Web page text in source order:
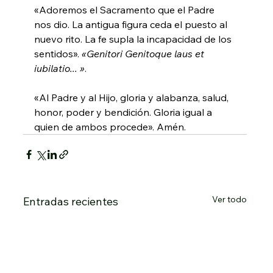
«Adoremos el Sacramento que el Padre
nos dio. La antigua figura ceda el puesto al
nuevo rito. La fe supla la incapacidad de los
sentidos». «Genitori Genitoque laus et
iubilatio... ».
«Al Padre y al Hijo, gloria y alabanza, salud,
honor, poder y bendición. Gloria igual a
quien de ambos procede». Amén.
Entradas recientes Ver todo